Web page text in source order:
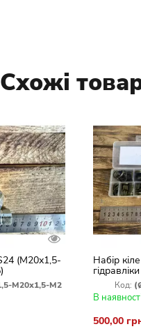
Схожі
(М20х1,5-
М20х1,5-М2
Набір
Код:
В
500,00